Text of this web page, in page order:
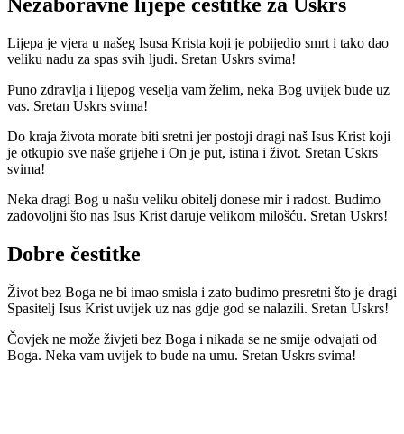
Nezaboravne lijepe čestitke za Uskrs
Lijepa je vjera u našeg Isusa Krista koji je pobijedio smrt i tako dao
veliku nadu za spas svih ljudi. Sretan Uskrs svima!
Puno zdravlja i lijepog veselja vam želim, neka Bog uvijek bude uz
vas. Sretan Uskrs svima!
Do kraja života morate biti sretni jer postoji dragi naš Isus Krist koji
je otkupio sve naše grijehe i On je put, istina i život. Sretan Uskrs
svima!
Neka dragi Bog u našu veliku obitelj donese mir i radost. Budimo
zadovoljni što nas Isus Krist daruje velikom milošću. Sretan Uskrs!
Dobre čestitke
Život bez Boga ne bi imao smisla i zato budimo presretni što je dragi
Spasitelj Isus Krist uvijek uz nas gdje god se nalazili. Sretan Uskrs!
Čovjek ne može živjeti bez Boga i nikada se ne smije odvajati od
Boga. Neka vam uvijek to bude na umu. Sretan Uskrs svima!